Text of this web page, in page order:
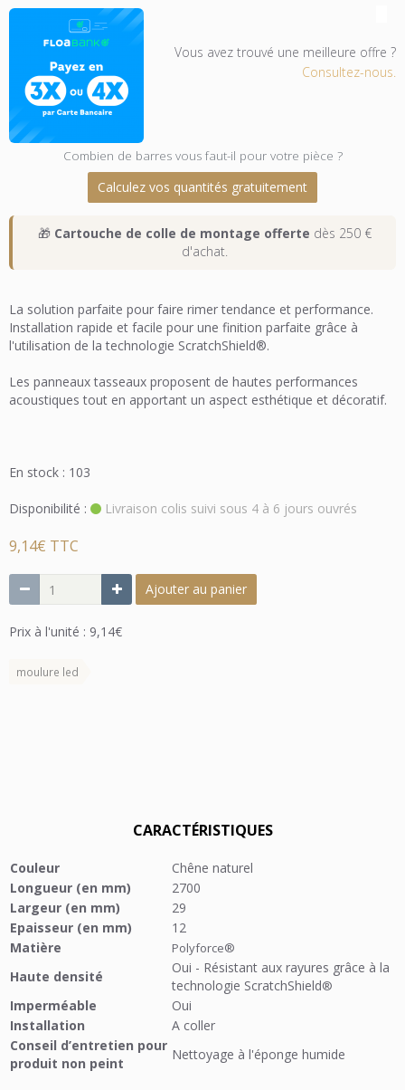
Vous avez trouvé une meilleure offre ?
Consultez-nous.
Combien de barres vous faut-il pour votre pièce ?
Calculez vos quantités gratuitement
🎁 Cartouche de colle de montage offerte dès 250 €
d'achat.
La solution parfaite pour faire rimer tendance et performance.
Installation rapide et facile pour une finition parfaite grâce à
l'utilisation de la technologie ScratchShield®.
Les panneaux tasseaux proposent de hautes performances
acoustiques tout en apportant un aspect esthétique et décoratif.
En stock : 103
Disponibilité : Livraison colis suivi sous 4 à 6 jours ouvrés
9,14€ TTC
Ajouter au panier
Prix à l'unité : 9,14€
moulure led
CARACTÉRISTIQUES
Couleur
Chêne naturel
Longueur (en mm)
2700
Largeur (en mm)
29
Epaisseur (en mm)
12
Matière
Polyforce®
Haute densité
Oui - Résistant aux rayures grâce à la
technologie ScratchShield®
Imperméable
Oui
Installation
A coller
Conseil d’entretien pour
produit non peint
Nettoyage à l'éponge humide